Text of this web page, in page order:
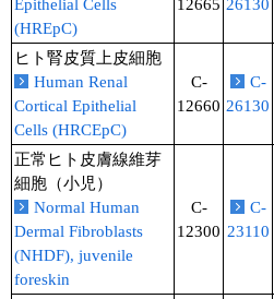
Epithelial Cells
(HREpC)
12665 26130
ヒト腎皮質上皮細胞
Human Renal
Cortical Epithelial
Cells (HRCEpC)
C-
12660
C-
26130
正常ヒト皮膚線維芽
細胞（小児）
Normal Human
Dermal Fibroblasts
(NHDF), juvenile
foreskin
C-
12300
C-
23110